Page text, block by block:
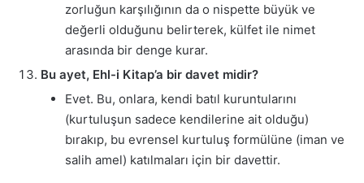
zorluğun karşılığının da o nispette büyük ve
değerli olduğunu belirterek, külfet ile nimet
arasında bir denge kurar.
Bu ayet, Ehl-i Kitap’a bir davet midir?
Evet. Bu, onlara, kendi batıl kuruntularını
(kurtuluşun sadece kendilerine ait olduğu)
bırakıp, bu evrensel kurtuluş formülüne (iman ve
salih amel) katılmaları için bir davettir.